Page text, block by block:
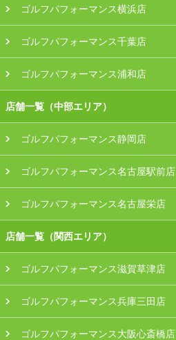
ゴルフパフォーマンス横浜店
ゴルフパフォーマンス千葉店
ゴルフパフォーマンス浦和店
店舗一覧（中部エリア）
ゴルフパフォーマンス静岡店
ゴルフパフォーマンス名古屋駅前店
ゴルフパフォーマンス名古屋栄店
店舗一覧（関西エリア）
ゴルフパフォーマンス滋賀草津店
ゴルフパフォーマンス兵庫三田店
ゴルフパフォーマンス大阪心斎橋店